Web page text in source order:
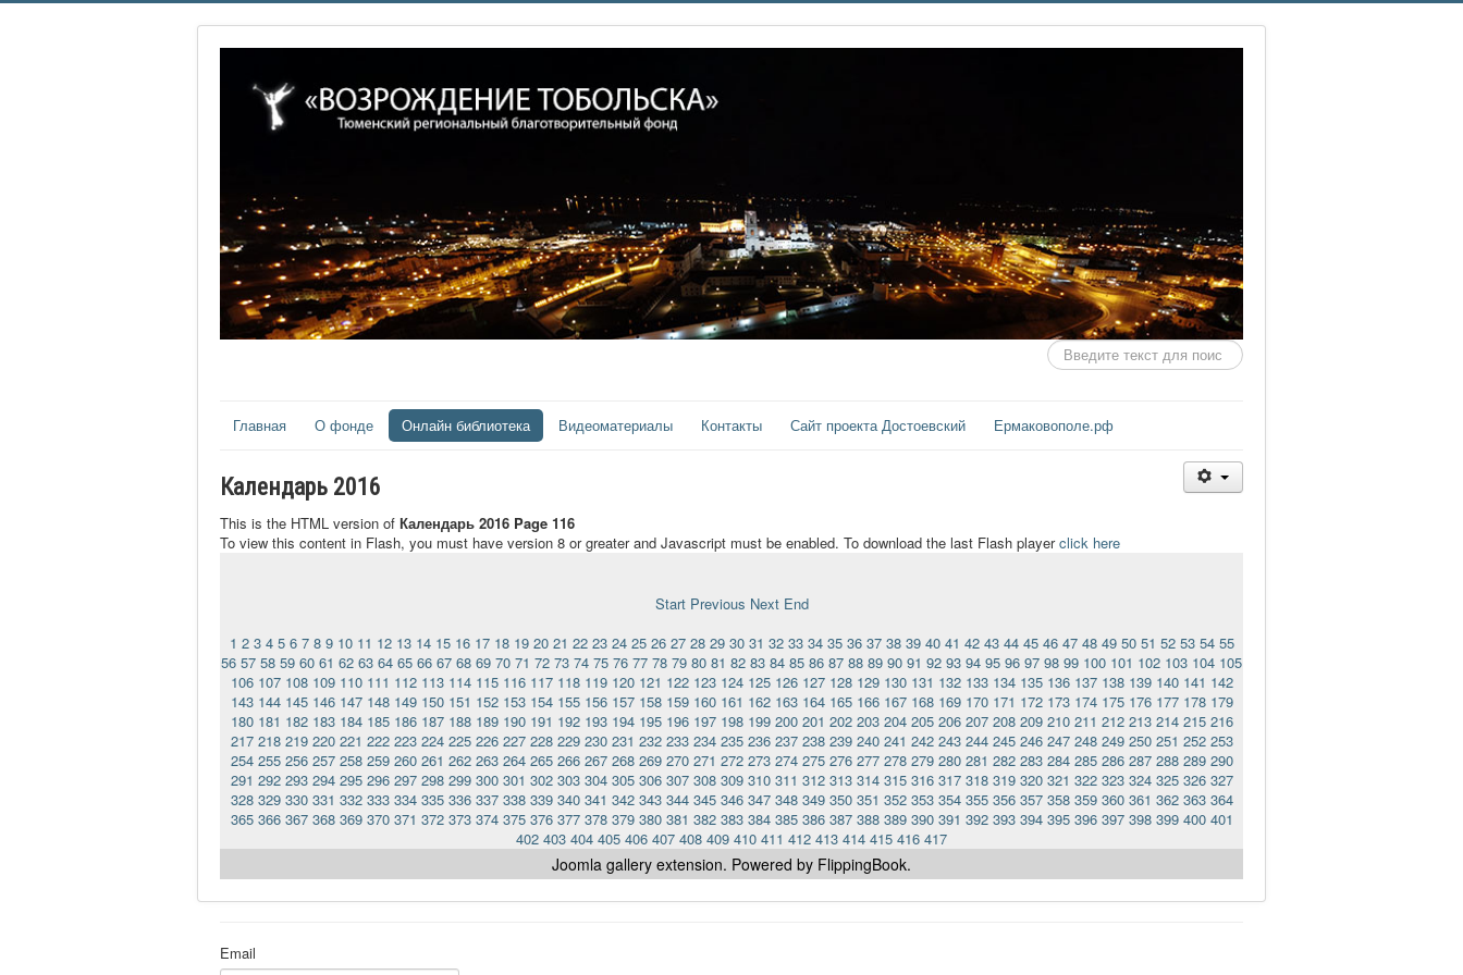
Искать...
Главная О фонде Онлайн библиотека Видеоматериалы Контакты Сайт проекта Достоевский Ермаковополе.рф
Календарь 2016
This is the HTML version of Календарь 2016 Page 116
To view this content in Flash, you must have version 8 or greater and Javascript must be enabled. To download the last Flash playerclick here
Start Previous Next End
1 2 3 4 5 6 7 8 9 10 11 12 13 14 15 16 17 18 19 20 21 22 23 24 25 26 27 28 29 30 31 32 33 34 35 36 37 38 39 40 41 42 43 44 45 46 47 48 49 50 51 52 53 54 55
56 57 58 59 60 61 62 63 64 65 66 67 68 69 70 71 72 73 74 75 76 77 78 79 80 81 82 83 84 85 86 87 88 89 90 91 92 93 94 95 96 97 98 99 100 101 102 103 104 105
106 107 108 109 110 111 112 113 114 115 116 117 118 119 120 121 122 123 124 125 126 127 128 129 130 131 132 133 134 135 136 137 138 139 140 141 142
143 144 145 146 147 148 149 150 151 152 153 154 155 156 157 158 159 160 161 162 163 164 165 166 167 168 169 170 171 172 173 174 175 176 177 178 179
180 181 182 183 184 185 186 187 188 189 190 191 192 193 194 195 196 197 198 199 200 201 202 203 204 205 206 207 208 209 210 211 212 213 214 215 216
217 218 219 220 221 222 223 224 225 226 227 228 229 230 231 232 233 234 235 236 237 238 239 240 241 242 243 244 245 246 247 248 249 250 251 252 253
254 255 256 257 258 259 260 261 262 263 264 265 266 267 268 269 270 271 272 273 274 275 276 277 278 279 280 281 282 283 284 285 286 287 288 289 290
291 292 293 294 295 296 297 298 299 300 301 302 303 304 305 306 307 308 309 310 311 312 313 314 315 316 317 318 319 320 321 322 323 324 325 326 327
328 329 330 331 332 333 334 335 336 337 338 339 340 341 342 343 344 345 346 347 348 349 350 351 352 353 354 355 356 357 358 359 360 361 362 363 364
365 366 367 368 369 370 371 372 373 374 375 376 377 378 379 380 381 382 383 384 385 386 387 388 389 390 391 392 393 394 395 396 397 398 399 400 401
402 403 404 405 406 407 408 409 410 411 412 413 414 415 416 417
Joomla gallery extension. Powered by FlippingBook.
Email